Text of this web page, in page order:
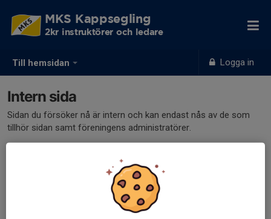
Till hemsidan Logga in
MKS Kappsegling
2kr instruktörer och ledare
Intern sida
Sidan du försöker nå är intern och kan endast nås av de som
tillhör sidan samt föreningens administratörer.